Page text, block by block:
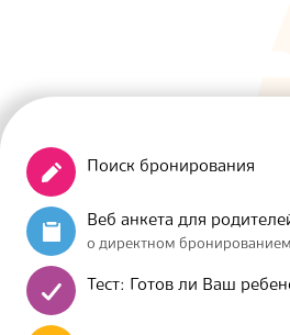
Поиск бронирования
Веб анкета для
о директном бронированием
Тест: Готов ли Ваш